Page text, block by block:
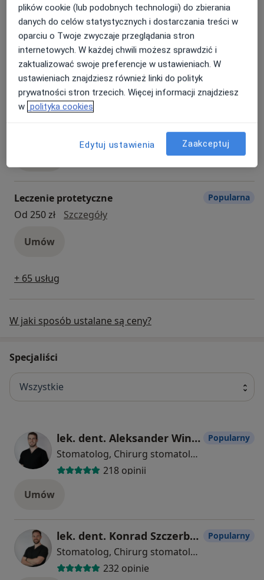
Chirurgia stomatologiczna
Od 300 zł
Szczegółychirurgia stomatologiczna
Umów
Popularna
Konsultacja stomatologiczna
Konsultacja stomatologiczna
Leczenie protetyczne
Od 250 zł
Szczegółyleczenie protetyczne
Umów
Popularna
+ 65 usług
W jaki sposób ustalane są ceny?
Specjaliści
Wszystkie
lek. dent. Aleksander Winkel
Stomatolog, Chirurg stomatologiczny, Protetyk stomatologiczny
218 opinii
Popularny
Umów
lek. dent. Konrad Szczerbiński
Stomatolog, Chirurg stomatologiczny, Protetyk stomatologiczny
232 opinie
Popularny
plików cookie (lub podobnych technologii) do zbierania
danych do celów statystycznych i dostarczania treści w
oparciu o Twoje zwyczaje przeglądania stron
internetowych. W każdej chwili możesz sprawdzić i
zaktualizować swoje preferencje w ustawieniach. W
ustawieniach znajdziesz również linki do polityk
prywatności stron trzecich. Więcej informacji znajdziesz
w polityka cookies
Edytuj ustawienia Zaakceptuj